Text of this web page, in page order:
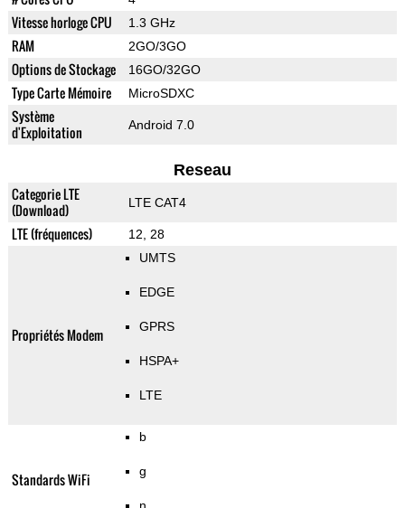
Vitesse horloge CPU 1.3 GHz
RAM 2GO/3GO
Options de Stockage 16GO/32GO
Type Carte Mémoire MicroSDXC
Système
d'Exploitation
Android 7.0
Reseau
Categorie LTE
(Download)
LTE CAT4
LTE (fréquences) 12, 28
Propriétés Modem
UMTS
EDGE
GPRS
HSPA+
LTE
Standards WiFi
b
g